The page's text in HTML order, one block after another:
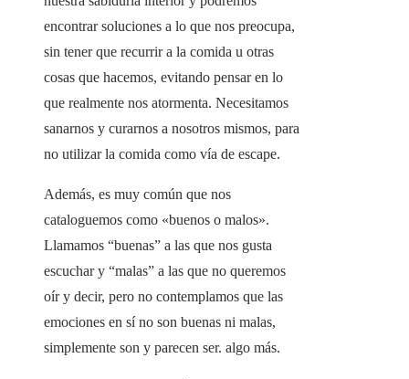
encontrar soluciones a lo que nos preocupa,
sin tener que recurrir a la comida u otras
cosas que hacemos, evitando pensar en lo
que realmente nos atormenta. Necesitamos
sanarnos y curarnos a nosotros mismos, para
no utilizar la comida como vía de escape.
Además, es muy común que nos
cataloguemos como «buenos o malos».
Llamamos “buenas” a las que nos gusta
escuchar y “malas” a las que no queremos
oír y decir, pero no contemplamos que las
emociones en sí no son buenas ni malas,
simplemente son y parecen ser. algo más.